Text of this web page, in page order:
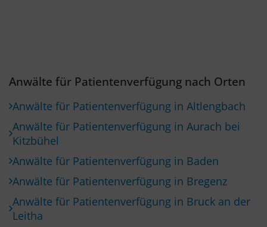
Anwälte für Patientenverfügung nach Orten
Anwälte für Patientenverfügung in Altlengbach
Anwälte für Patientenverfügung in Aurach bei
Kitzbühel
Anwälte für Patientenverfügung in Baden
Anwälte für Patientenverfügung in Bregenz
Anwälte für Patientenverfügung in Bruck an der
Leitha